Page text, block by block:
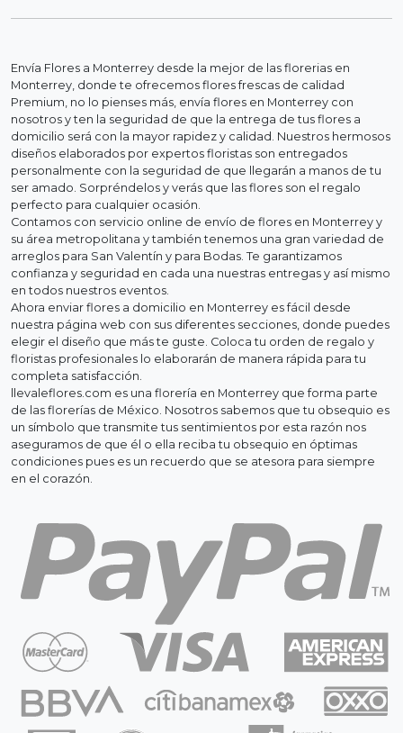
Envía Flores a Monterrey desde la mejor de las florerias en
Monterrey, donde te ofrecemos flores frescas de calidad
Premium, no lo pienses más, envía flores en Monterrey con
nosotros y ten la seguridad de que la entrega de tus flores a
domicilio será con la mayor rapidez y calidad. Nuestros hermosos
diseños elaborados por expertos floristas son entregados
personalmente con la seguridad de que llegarán a manos de tu
ser amado. Sorpréndelos y verás que las flores son el regalo
perfecto para cualquier ocasión.
Contamos con servicio online de envío de flores en Monterrey y
su área metropolitana y también tenemos una gran variedad de
arreglos para San Valentín y para Bodas. Te garantizamos
confianza y seguridad en cada una nuestras entregas y así mismo
en todos nuestros eventos.
Ahora enviar flores a domicilio en Monterrey es fácil desde
nuestra página web con sus diferentes secciones, donde puedes
elegir el diseño que más te guste. Coloca tu orden de regalo y
floristas profesionales lo elaborarán de manera rápida para tu
completa satisfacción.
llevaleflores.com es una florería en Monterrey que forma parte
de las florerías de México. Nosotros sabemos que tu obsequio es
un símbolo que transmite tus sentimientos por esta razón nos
aseguramos de que él o ella reciba tu obsequio en óptimas
condiciones pues es un recuerdo que se atesora para siempre
en el corazón.